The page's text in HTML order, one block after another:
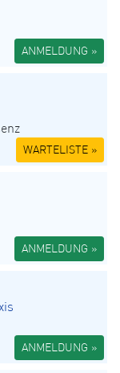
ANMELDUNG »
WARTELISTE »
ANMELDUNG »
ANMELDUNG »